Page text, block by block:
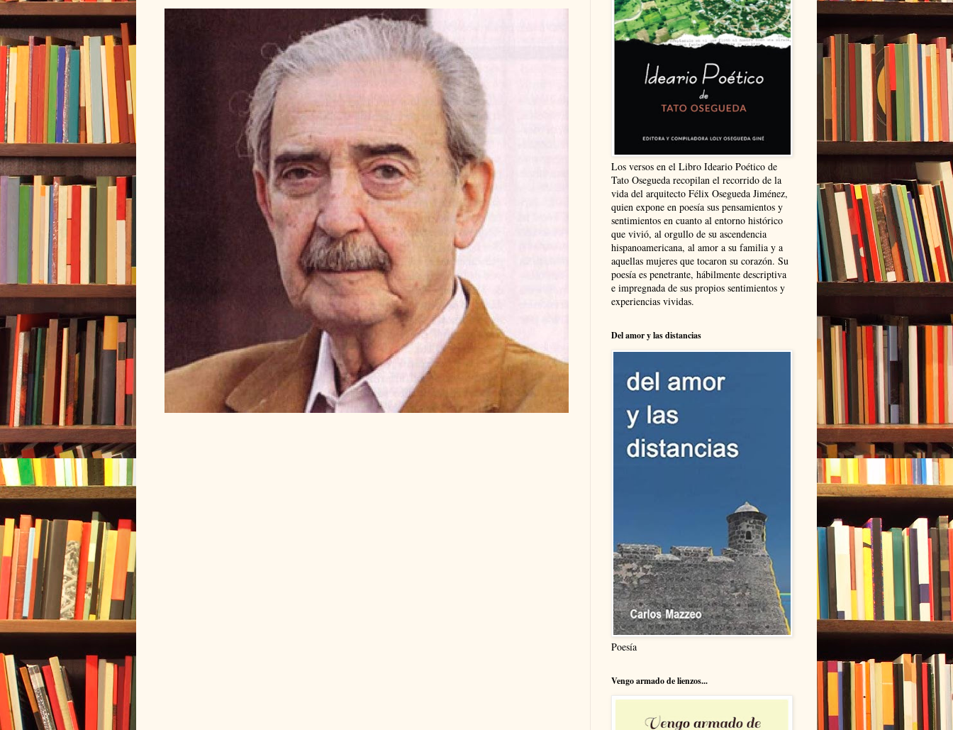
Los versos en el Libro Ideario Poético de
Tato Osegueda recopilan el recorrido de la
vida del arquitecto Félix Osegueda Jiménez,
quien expone en poesía sus pensamientos y
sentimientos en cuanto al entorno histórico
que vivió, al orgullo de su ascendencia
hispanoamericana, al amor a su familia y a
aquellas mujeres que tocaron su corazón. Su
poesía es penetrante, hábilmente descriptiva
e impregnada de sus propios sentimientos y
experiencias vividas.
Del amor y las distancias
Poesía
Vengo armado de lienzos...